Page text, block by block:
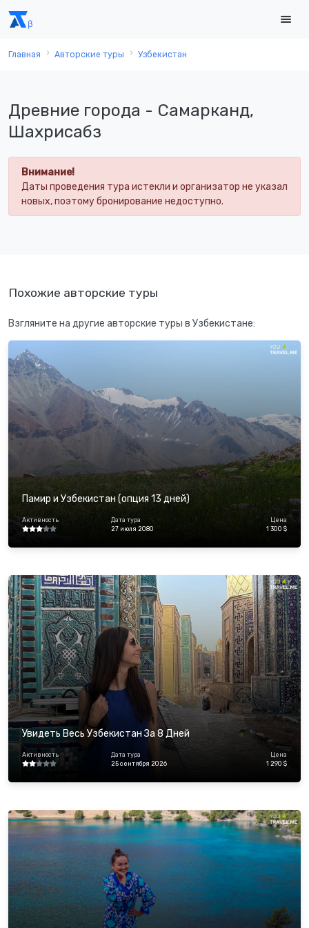
Главная Авторские туры Узбекистан
Древние города - Самарканд,
Шахрисабз
Внимание!
Даты проведения тура истекли и организатор не указал
новых, поэтому бронирование недоступно.
Похожие авторские туры
Взгляните на другие авторские туры в Узбекистане:
Памир и Узбекистан (опция 13 дней)
Активность
Дата тура
27 июля 2080
Цена
1 300 $
Увидеть Весь Узбекистан За 8 Дней
Активность
Дата тура
25 сентября 2026
Цена
1 290 $